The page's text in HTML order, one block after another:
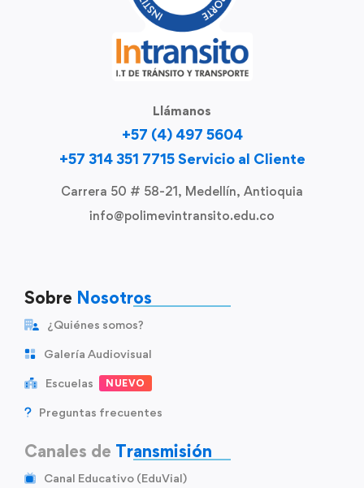
Llámanos
+57 (4) 497 5604
+57 314 351 7715 Servicio al Cliente
Carrera 50 # 58-21, Medellín, Antioquia
info@polimevintransito.edu.co
Sobre Nosotros
¿Quiénes somos?
Galería Audiovisual
Escuelas NUEVO
Preguntas frecuentes
Canales de Transmisión
Canal Educativo (EduVial)